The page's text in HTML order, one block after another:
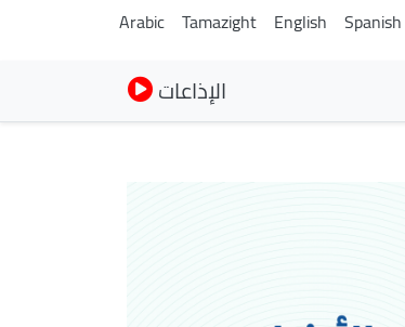
Arabic Tamazight English Spanish
الإذاعات